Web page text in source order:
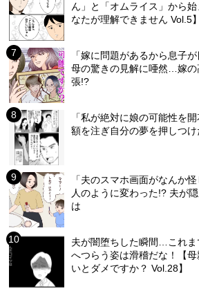
ん」と「オムライス」から
なたが理解できません Vol.5】
「嫁に問題があるから息子
母の驚きの見解に唖然…嫁の
張!?
「私が絶対に娘の可能性を
額を注ぎ自分の夢を押しつ
「夫のスマホ画面がなんか
人のように変わった!? 夫が
は
夫が闇堕ちした瞬間…これ
へつらう姿は滑稽だな！【
いとダメですか？ Vol.28】